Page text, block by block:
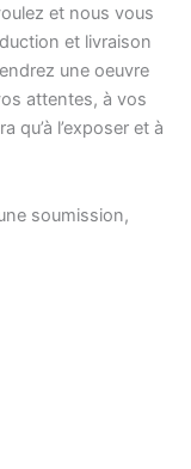
et nous vous
et livraison
une oeuvre
attentes, à vos
qu’à l’exposer et à
soumission,